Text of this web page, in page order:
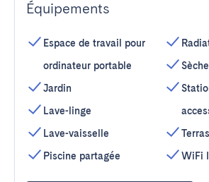
Équipements
Espace de travail pour
ordinateur portable
Jardin
Lave-linge
Lave-vaisselle
Piscine partagée
WiFi